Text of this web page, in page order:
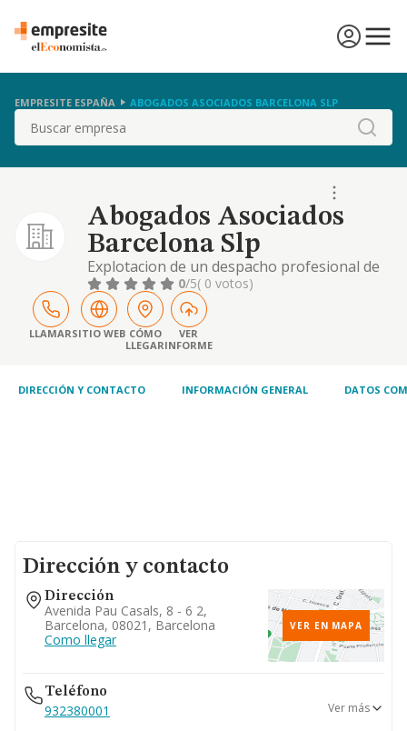
EMPRESITE ESPAÑA ABOGADOS ASOCIADOS BARCELONA SLP
Buscar
Abogados Asociados
Barcelona Slp
Explotacion de un despacho profesional de
abogados, con cumplimiento de los tramites
administrativos a tales efectos.
0/5( 0 votos)
LLAMARSITIO WEB CÓMO
LLEGAR
VER
INFORME
DIRECCIÓN Y CONTACTO INFORMACIÓN GENERAL DATOS
Dirección y contacto
Dirección
Avenida Pau Casals, 8 - 6 2,
Barcelona, 08021, Barcelona
Como llegar
VER EN MAPA
Teléfono
932380001 Ver más